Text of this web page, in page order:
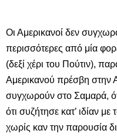
Οι Αμερικανοί δεν
περισσότερες από μία
(δεξί χέρι του Πούτιν),
Αμερικανού πρέσβη στην
συγχωρούν στο Σαμαρά,
ότι συζήτησε κατ’ ιδίαν
χωρίς καν την παρουσία